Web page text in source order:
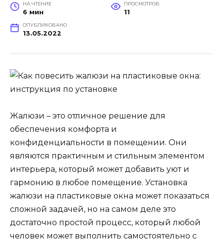
НА ЧТЕНИЕ
6 мин
ПРОСМОТРОВ
11
ОПУБЛИКОВАНО
13.05.2022
Жалюзи – это отличное решение для
обеспечения комфорта и
конфиденциальности в помещении. Они
являются практичным и стильным элементом
интерьера, который может добавить уют и
гармонию в любое помещение. Установка
жалюзи на пластиковые окна может показаться
сложной задачей, но на самом деле это
достаточно простой процесс, который любой
человек может выполнить самостоятельно с